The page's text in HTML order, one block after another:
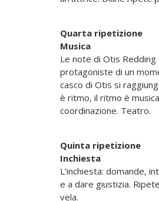
Quarta ripetizione
Musica
Le note di Otis
protagoniste di un
casco di Otis si
è ritmo, il ritmo è
coordinazione. Teatro.
Quinta ripetizione
Inchiesta
L’inchiesta: domande,
e a dare giustizia.
vela.